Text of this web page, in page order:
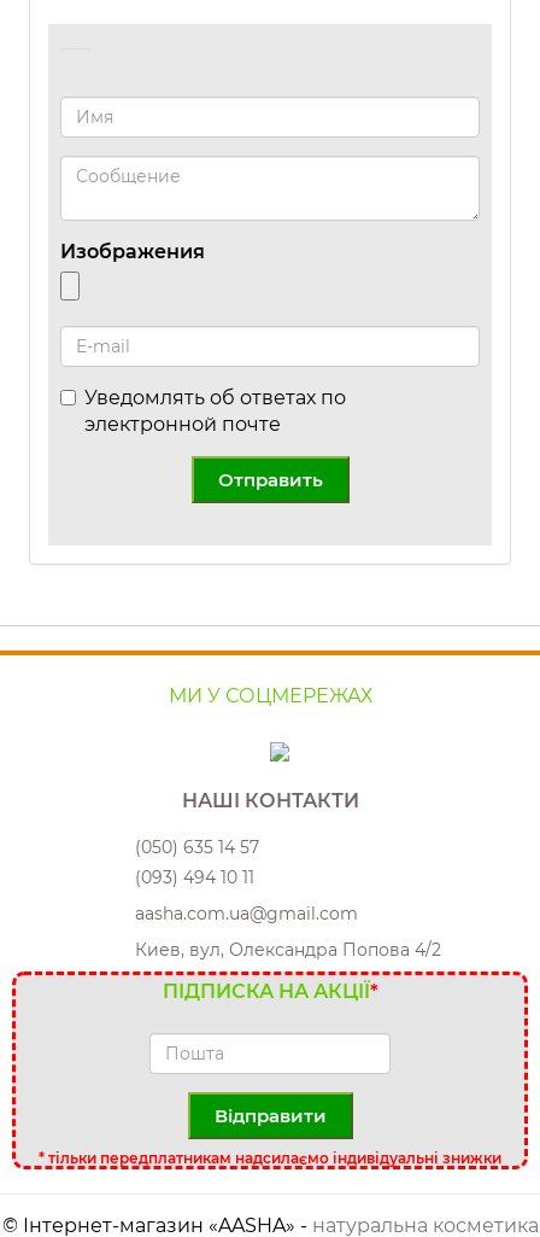
Изображения
Уведомлять об ответах по
электронной почте
Отправить
МИ У СОЦМЕРЕЖАХ
НАШІ КОНТАКТИ
(050) 635 14 57
(093) 494 10 11
aasha.com.ua@gmail.com
Киев, вул, Олександра Попова 4/2
ПІДПИСКА НА АКЦІЇ*
Відправити
* тільки передплатникам надсилаємо індивідуальні знижки
© Інтернет-магазин «AASHA» - натуральна косметика